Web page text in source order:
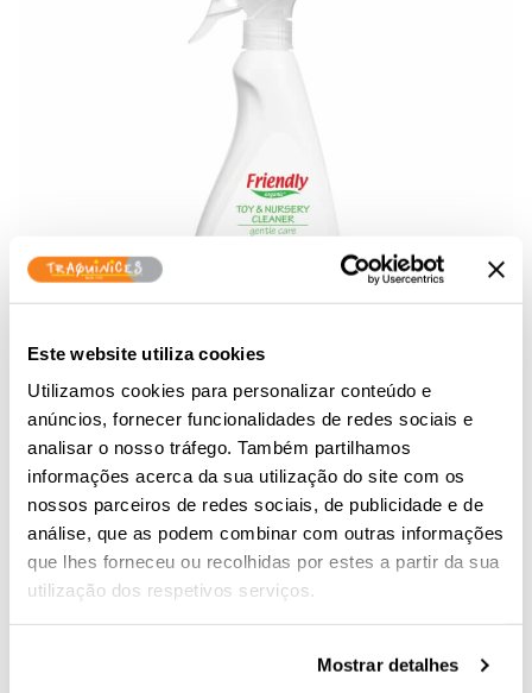
Este website utiliza cookies
Utilizamos cookies para personalizar conteúdo e
anúncios, fornecer funcionalidades de redes sociais e
analisar o nosso tráfego. Também partilhamos
informações acerca da sua utilização do site com os
nossos parceiros de redes sociais, de publicidade e de
análise, que as podem combinar com outras informações
que lhes forneceu ou recolhidas por estes a partir da sua
utilização dos respetivos serviços.
Mostrar detalhes
Outros Artigos